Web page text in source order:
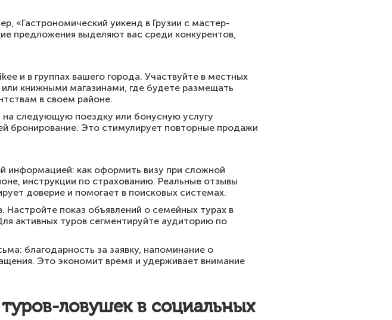
«Гастрономический уикенд в Грузии с мастер-
предложения выделяют вас среди конкурентов,
и в группах вашего города. Участвуйте в местных
книжными магазинами, где будете размещать
в своем районе.
следующую поездку или бонусную услугу
бронирование. Это стимулирует повторные продажи
информацией: как оформить визу при сложной
инструкции по страхованию. Реальные отзывы
доверие и помогает в поисковых системах.
Настройте показ объявлений о семейных турах в
активных туров сегментируйте аудиторию по
благодарность за заявку, напоминание о
Это экономит время и удерживает внимание
ловушек в социальных